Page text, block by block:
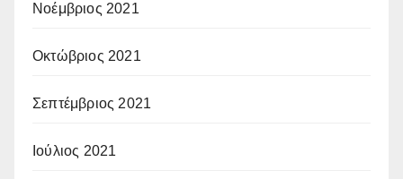
Νοέμβριος 2021
Οκτώβριος 2021
Σεπτέμβριος 2021
Ιούλιος 2021